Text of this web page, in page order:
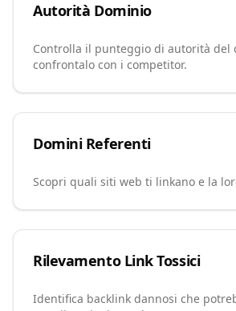
Autorità Dominio
Controlla il punteggio di autorità del
confrontalo con i competitor.
Domini Referenti
Scopri quali siti web ti linkano e la
Rilevamento Link Tossici
Identifica backlink dannosi che